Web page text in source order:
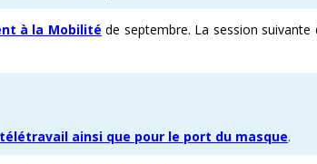
à la Mobilité de septembre. La session suivante
ainsi que pour le port du masque.